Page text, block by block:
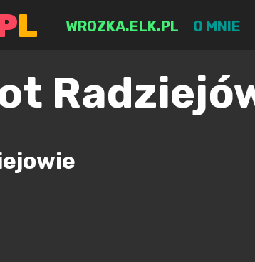
L WROZKA.ELK.PL O MNIE